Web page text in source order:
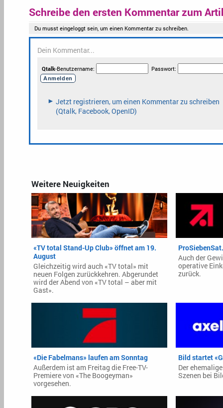
Schreibe den ersten Kommentar zum
Weitere Neuigkeiten
«TV total Stand-Up Club» öffnet am 19.
August
Gleichzeitig wird auch «TV total» mit
neuen Folgen zurückkehren. Abgerundet
wird der Abend von «TV total – aber mit
Gast».
Auch der
operative
zurück.
«Die Fabelmans» laufen am Sonntag
Außerdem ist am Freitag die Free-TV-
Premiere von «The Boogeyman»
vorgesehen.
Bild startet
Der
Szenen bei